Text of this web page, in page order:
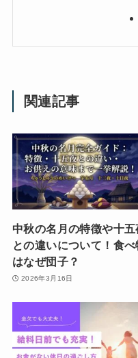
関連記事
中秋の名月の特徴や十五
との違いについて！食べ
はなぜ団子？
2026年3月16日